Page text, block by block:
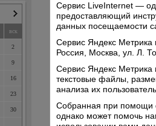
вск
2
9
16
23
30
Сервис LiveInternet —
предоставляющий
данных посещаемости
Сервис Яндекс
Россия, Москва, ул. Л.
Сервис Яндекс Метрика
текстовые файлы,
анализа их
Собранная при помощи
однако может помочь